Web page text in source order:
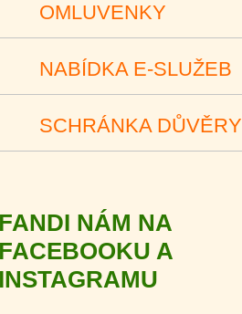
OMLUVENKY
NABÍDKA E-SLUŽEB
SCHRÁNKA DŮVĚRY
FANDI NÁM NA
FACEBOOKU A
INSTAGRAMU